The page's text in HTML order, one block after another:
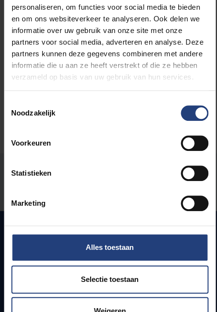
personaliseren, om functies voor social media te bieden
en om ons websiteverkeer te analyseren. Ook delen we
informatie over uw gebruik van onze site met onze
partners voor social media, adverteren en analyse. Deze
partners kunnen deze gegevens combineren met andere
informatie die u aan ze heeft verstrekt of die ze hebben
verzameld op basis van uw gebruik van hun services.
Noodzakelijk
Voorkeuren
Statistieken
Marketing
Alles toestaan
Selectie toestaan
Lees meer over:
Universiteit
Stond er een fout op deze pagina?
Lesroosters